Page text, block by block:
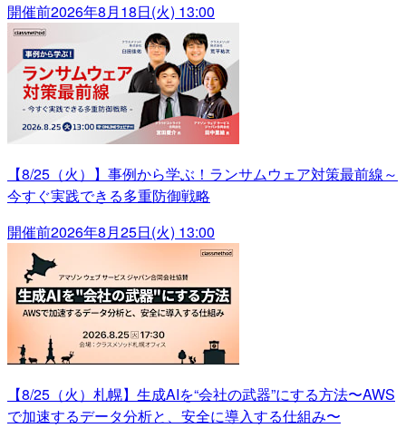
開催前2026年8月18日(火) 13:00
【8/25（火）】事例から学ぶ！ランサムウェア対策最前線～
今すぐ実践できる多重防御戦略
開催前2026年8月25日(火) 13:00
【8/25（火）札幌】生成AIを“会社の武器”にする方法〜AWS
で加速するデータ分析と、安全に導入する仕組み〜